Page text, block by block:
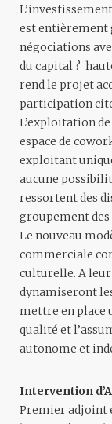
est entièrement
négociations
du capital ?
rend le projet
participation
L’exploitation
espace de
exploitant
aucune
ressortent des
groupement des
Le nouveau
commerciale
culturelle. A
dynamiseront
mettre en place
qualité et
autonome et
Intervention
Premier adjoint